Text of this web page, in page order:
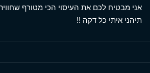
אני מבטיח לכם את העיסוי הכי מטורף
תיהני איתי כל דקה !!